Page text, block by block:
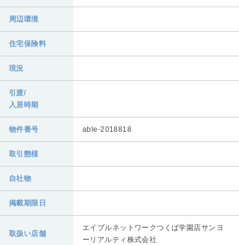
周辺環境
住宅保険料
現況
引渡/
入居時期
物件番号 able-2018818
取引態様
自社物
掲載期限日
取扱い店舗
エイブルネットワークつくば学園店サンヨ
ーリアルティ株式会社